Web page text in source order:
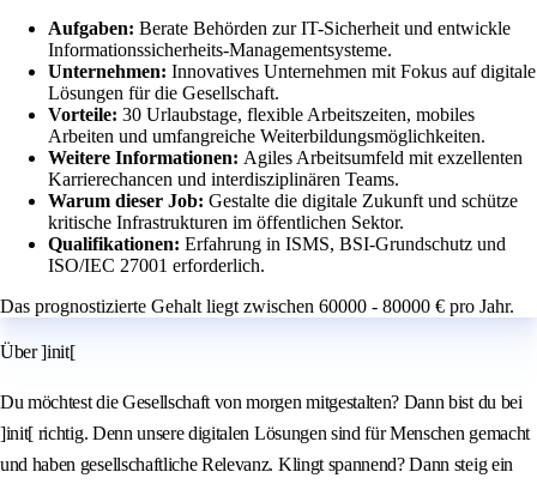
Aufgaben: Berate Behörden zur IT-Sicherheit und entwickle
Informationssicherheits-Managementsysteme.
Unternehmen: Innovatives Unternehmen mit Fokus auf digitale
Lösungen für die Gesellschaft.
Vorteile: 30 Urlaubstage, flexible Arbeitszeiten, mobiles
Arbeiten und umfangreiche Weiterbildungsmöglichkeiten.
Weitere Informationen: Agiles Arbeitsumfeld mit exzellenten
Karrierechancen und interdisziplinären Teams.
Warum dieser Job: Gestalte die digitale Zukunft und schütze
kritische Infrastrukturen im öffentlichen Sektor.
Qualifikationen: Erfahrung in ISMS, BSI-Grundschutz und
ISO/IEC 27001 erforderlich.
Das prognostizierte Gehalt liegt zwischen 60000 - 80000 € pro Jahr.
Über ]init[
Du möchtest die Gesellschaft von morgen mitgestalten? Dann bist du bei
]init[ richtig. Denn unsere digitalen Lösungen sind für Menschen gemacht
und haben gesellschaftliche Relevanz. Klingt spannend? Dann steig ein